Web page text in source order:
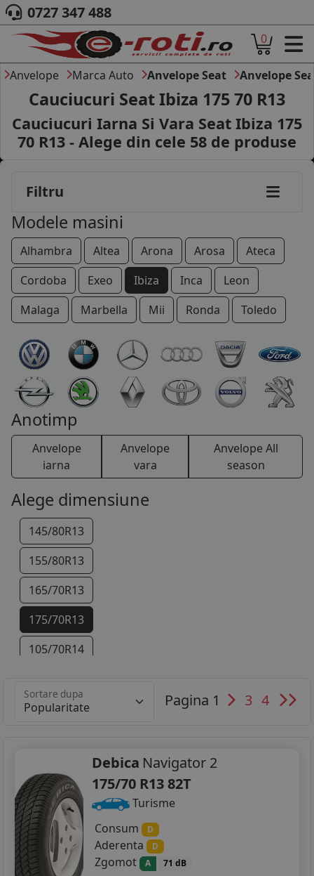
ACASA
DESPRE NOI
ANVELOPE
AUTO
CAMION
MOTO
MARCA AUTO
BLOG
B2B - COLABORARE COMPANII
CONT
CONTACT
0727 347 488
0
Anvelope Marca Auto Anvelope Seat Anvelope
Cauciucuri Seat Ibiza 175 70 R13
Cauciucuri Iarna Si Vara Seat Ibiza 175
70 R13 - Alege din cele 58 de produse
Filtru
Modele masini
Alhambra Altea Arona Arosa
Ateca
Cordoba
Exeo Ibiza Inca
Leon
Malaga
Marbella Mii Ronda Toledo
Anotimp
Anvelope
iarna
Anvelope
vara
Anvelope All
season
Alege dimensiune
145/80R13
155/80R13
165/70R13
175/70R13
105/70R14
165/65R14
185/60R14
185/70R14
115/70R15
Sortare dupa Pagina 1 3 4
Debica Navigator 2
175/70 R13 82T
Turisme
Consum
D
Aderenta D
Zgomot A 71 dB